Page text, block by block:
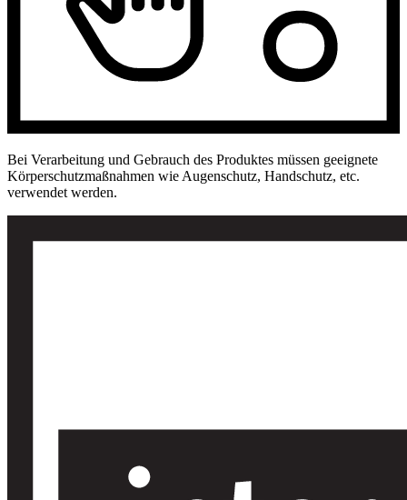
Bei Verarbeitung und Gebrauch des Produktes müssen geeignete
Körperschutzmaßnahmen wie Augenschutz, Handschutz, etc.
verwendet werden.